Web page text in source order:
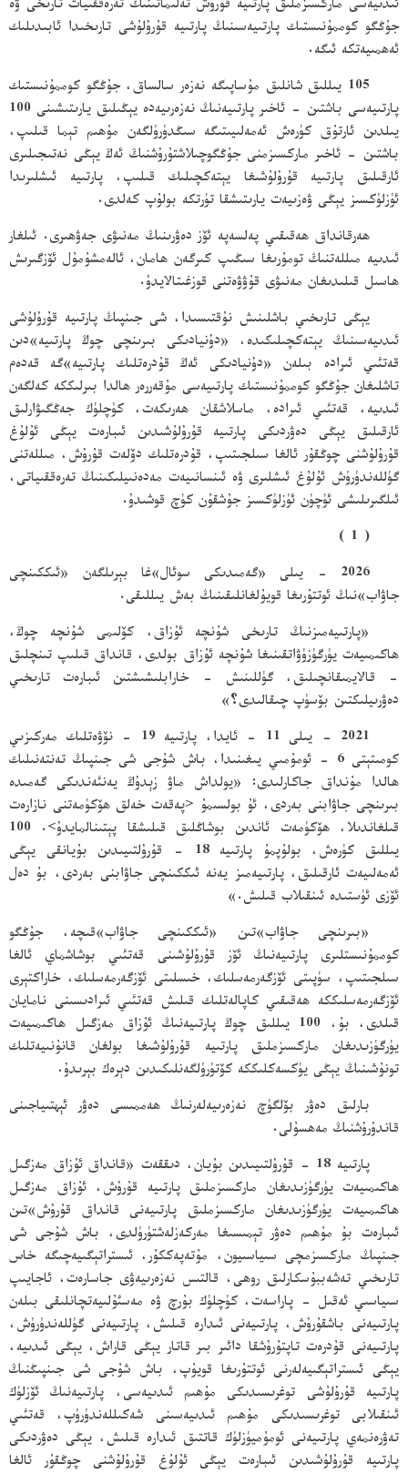
ئىدىيەسى ماركسىزملىق پارتىيە قۇرۇش تەلىماتىنىڭ تەرەققىيات تارىخى ۋە
جۇڭگو كوممۇنىستىك پارتىيەسىنىڭ پارتىيە قۇرۇلۇشى تارىخىدا ئابىدىلىك
ئەھمىيەتكە ئىگە.
105 يىللىق شانلىق مۇساپىگە نەزەر سالساق، جۇڭگو كوممۇنىستىك
پارتىيەسى باشتىن - ئاخىر پارتىيەنىڭ نەزەرىيەدە يېڭىلىق يارىتىشىنى 100
يىلدىن ئارتۇق كۈرەش ئەمەلىيىتىگە سىڭدۈرۈلگەن مۇھىم تېما قىلىپ،
باشتىن - ئاخىر ماركسىزمنى جۇڭگوچىلاشتۇرۇشنىڭ ئەڭ يېڭى نەتىجىلىرى
ئارقىلىق پارتىيە قۇرۇلۇشىغا يېتەكچىلىك قىلىپ، پارتىيە ئىشلىرىدا
ئۈزلۈكسىز يېڭى ۋەزىيەت يارىتىشقا تۈرتكە بولۇپ كەلدى.
ھەرقانداق ھەقىقىي پەلسەپە ئۆز دەۋرىنىڭ مەنىۋى جەۋھىرى. ئىلغار
ئىدىيە مىللەتنىڭ تومۇرىغا سىڭىپ كىرگەن ھامان، ئالەمشۇمۇل ئۆزگىرىش
ھاسىل قىلىدىغان مەنىۋى قۇۋۋەتنى قوزغىتالايدۇ.
يېڭى تارىخىي باشلىنىش نۇقتىسىدا، شى جىنپىڭ پارتىيە قۇرۇلۇشى
ئىدىيەسىنىڭ يېتەكچىلىكىدە، «دۇنيادىكى بىرىنچى چوڭ پارتىيە»دىن
قەتئىي ئىرادە بىلەن «دۇنيادىكى ئەڭ قۇدرەتلىك پارتىيە»گە قەدەم
تاشلىغان جۇڭگو كوممۇنىستىك پارتىيەسى مۇقەررەر ھالدا بىرلىككە كەلگەن
ئىدىيە، قەتئىي ئىرادە، ماسلاشقان ھەرىكەت، كۈچلۈك جەڭگىۋارلىق
ئارقىلىق يېڭى دەۋردىكى پارتىيە قۇرۇلۇشىدىن ئىبارەت يېڭى ئۇلۇغ
قۇرۇلۇشنى چوڭقۇر ئالغا سىلجىتىپ، قۇدرەتلىك دۆلەت قۇرۇش، مىللەتنى
گۈللەندۈرۈش ئۇلۇغ ئىشلىرى ۋە ئىنسانىيەت مەدەنىيلىكىنىڭ تەرەققىياتى،
ئىلگىرىلىشى ئۈچۈن ئۈزلۈكسىز جۇشقۇن كۈچ قوشىدۇ.
( 1 )
2026 - يىلى «گەمىدىكى سوئال»غا بېرىلگەن «ئىككىنچى
جاۋاب»نىڭ ئوتتۇرىغا قويۇلغانلىقىنىڭ بەش يىللىقى.
«پارتىيەمىزنىڭ تارىخى شۇنچە ئۇزاق، كۆلىمى شۇنچە چوڭ،
ھاكىمىيەت يۈرگۈزۈۋاتقىنىغا شۇنچە ئۇزاق بولدى، قانداق قىلىپ تىنچلىق
- قالايمىقانچىلىق، گۈللىنىش - خارابلىشىشتىن ئىبارەت تارىخىي
دەۋرىيلىكتىن بۆسۈپ چىقالىدى؟»
2021 - يىلى 11 - ئايدا، پارتىيە 19 - نۆۋەتلىك مەركىزىي
كومىتېتى 6 - ئومۇمىي يىغىنىدا، باش شۇجى شى جىنپىڭ تەنتەنىلىك
ھالدا مۇنداق جاكارلىدى: «يولداش ماۋ زېدۇڭ يەنئەندىكى گەمىدە
بىرىنچى جاۋابنى بەردى، ئۇ بولسىمۇ <پەقەت خەلق ھۆكۈمەتنى نازارەت
قىلغاندىلا، ھۆكۈمەت ئاندىن بوشاڭلىق قىلىشقا پېتىنالمايدۇ>. 100
يىللىق كۈرەش، بولۇپمۇ پارتىيە 18 - قۇرۇلتىيىدىن بۇيانقى يېڭى
ئەمەلىيەت ئارقىلىق، پارتىيەمىز يەنە ئىككىنچى جاۋابنى بەردى، بۇ دەل
ئۆزى ئۈستىدە ئىنقىلاب قىلىش.»
«بىرىنچى جاۋاب»تىن «ئىككىنچى جاۋاب»قىچە، جۇڭگو
كوممۇنىستلىرى پارتىيەنىڭ ئۆز قۇرۇلۇشىنى قەتئىي بوشاشماي ئالغا
سىلجىتىپ، سۈپىتى ئۆزگەرمەسلىك، خىسلىتى ئۆزگەرمەسلىك، خاراكتېرى
ئۆزگەرمەسلىككە ھەقىقىي كاپالەتلىك قىلىش قەتئىي ئىرادىسىنى نامايان
قىلدى، بۇ، 100 يىللىق چوڭ پارتىيەنىڭ ئۇزاق مەزگىل ھاكىمىيەت
يۈرگۈزىدىغان ماركسىزملىق پارتىيە قۇرۇلۇشىغا بولغان قانۇنىيەتلىك
تونۇشىنىڭ يېڭى يۈكسەكلىككە كۆتۈرۈلگەنلىكىدىن دېرەك بېرىدۇ.
بارلىق دەۋر بۆلگۈچ نەزەرىيەلەرنىڭ ھەممىسى دەۋر ئېھتىياجىنى
قاندۇرۇشنىڭ مەھسۇلى.
پارتىيە 18 - قۇرۇلتىيىدىن بۇيان، دىققەت «قانداق ئۇزاق مەزگىل
ھاكىمىيەت يۈرگۈزىدىغان ماركسىزملىق پارتىيە قۇرۇش، ئۇزاق مەزگىل
ھاكىمىيەت يۈرگۈزىدىغان ماركسىزملىق پارتىيەنى قانداق قۇرۇش»تىن
ئىبارەت بۇ مۇھىم دەۋر تېمىسىغا مەركەزلەشتۈرۈلدى، باش شۇجى شى
جىنپىڭ ماركسىزمچى سىياسىيون، مۇتەپەككۇر، ئىستراتېگىيەچىگە خاس
تارىخىي تەشەببۇسكارلىق روھى، قالتىس نەزەرىيەۋى جاسارەت، ئاجايىپ
سىياسىي ئەقىل - پاراسەت، كۈچلۈك بۇرچ ۋە مەسئۇلىيەتچانلىقى بىلەن
پارتىيەنى باشقۇرۇش، پارتىيەنى ئىدارە قىلىش، پارتىيەنى گۈللەندۈرۈش،
پارتىيەنى قۇدرەت تاپتۇرۇشقا دائىر بىر قاتار يېڭى قاراش، يېڭى ئىدىيە،
يېڭى ئىستراتېگىيەلەرنى ئوتتۇرىغا قويۇپ، باش شۇجى شى جىنپىڭنىڭ
پارتىيە قۇرۇلۇشى توغرىسىدىكى مۇھىم ئىدىيەسى، پارتىيەنىڭ ئۆزلۈك
ئىنقىلابى توغرىسىدىكى مۇھىم ئىدىيەسىنى شەكىللەندۈرۈپ، قەتئىي
تەۋرەنمەي پارتىيەنى ئومۇميۈزلۈك قاتتىق ئىدارە قىلىش، يېڭى دەۋردىكى
پارتىيە قۇرۇلۇشىدىن ئىبارەت يېڭى ئۇلۇغ قۇرۇلۇشنى چوڭقۇر ئالغا